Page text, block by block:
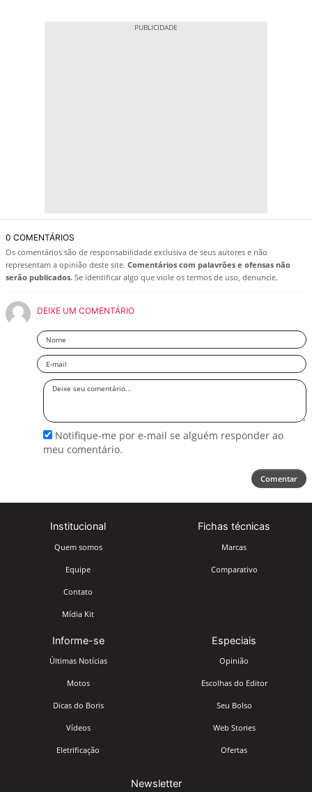
0 COMENTÁRIOS
Os comentários são de responsabilidade exclusiva de seus autores e não
representam a opinião deste site. Comentários com palavrões e ofensas não
serão publicados. Se identificar algo que viole os termos de uso, denuncie.
DEIXE UM COMENTÁRIO
Nome
Email
Deixe
Notifique-me por e-mail se alguém responder ao
meu comentário.
Comentar
Institucional
Quem somos
Equipe
Contato
Mídia Kit
Fichas técnicas
Marcas
Comparativo
Informe-se
Últimas Notícias
Motos
Dicas do Boris
Vídeos
Eletrificação
Especiais
Opinião
Escolhas do Editor
Seu Bolso
Web Stories
Ofertas
Newsletter